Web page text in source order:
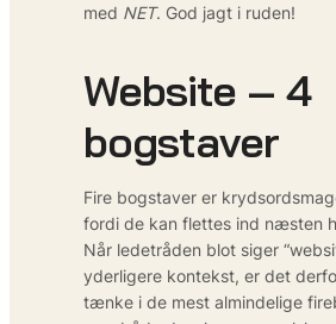
med NET. God jagt i ruden!
Website – 4
bogstaver
Fire bogstaver er
fordi de kan flettes ind næsten
Når ledetråden blot siger
yderligere kontekst, er det
tænke i de mest almindelige